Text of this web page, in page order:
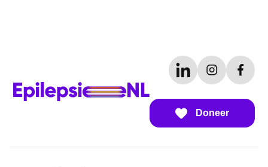
Doneer